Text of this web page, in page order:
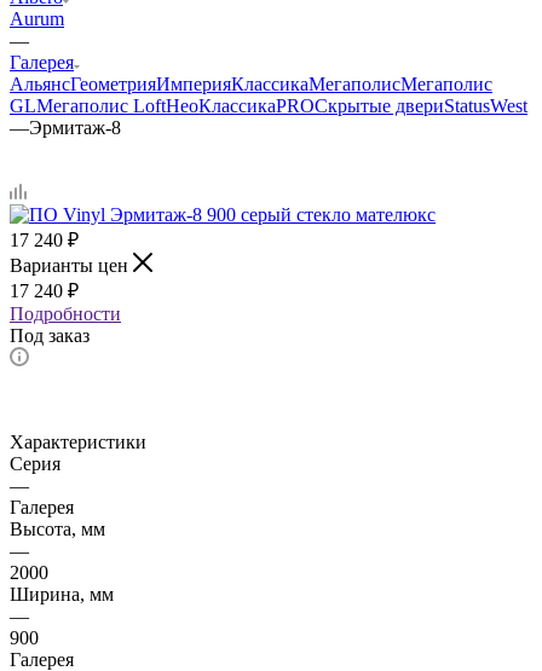
Aurum
—
Галерея
АльянсГеометрияИмперияКлассикаМегаполисМегаполис
GLМегаполис LoftНеоКлассикаPROСкрытые двериStatusWest
—Эрмитаж-8
17 240 ₽
Варианты цен
17 240 ₽
Подробности
Под заказ
Характеристики
Серия
—
Галерея
Высота, мм
—
2000
Ширина, мм
—
900
Галерея